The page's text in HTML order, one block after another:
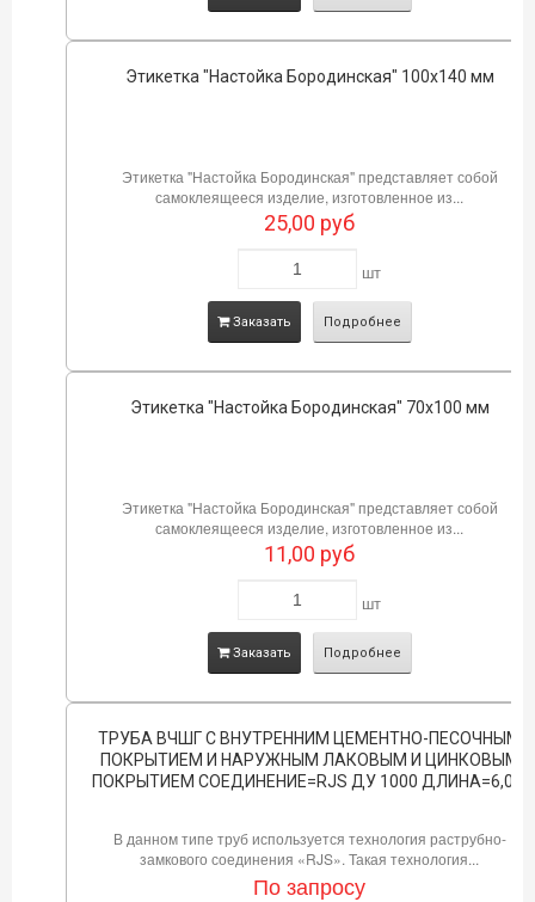
Этикетка "Настойка Бородинская" 100х140 мм
Этикетка "Настойка Бородинская" представляет собой
самоклеящееся изделие, изготовленное из...
25,00 руб
шт
Заказать Подробнее
Этикетка "Настойка Бородинская" 70х100 мм
Этикетка "Настойка Бородинская" представляет собой
самоклеящееся изделие, изготовленное из...
11,00 руб
шт
Заказать Подробнее
ТРУБА ВЧШГ С ВНУТРЕННИМ ЦЕМЕНТНО-ПЕСОЧНЫМ
ПОКРЫТИЕМ И НАРУЖНЫМ ЛАКОВЫМ И ЦИНКОВЫМ
ПОКРЫТИЕМ СОЕДИНЕНИЕ=RJS ДУ 1000 ДЛИНА=6,0М
В данном типе труб используется технология раструбно-
замкового соединения «RJS». Такая технология...
По запросу